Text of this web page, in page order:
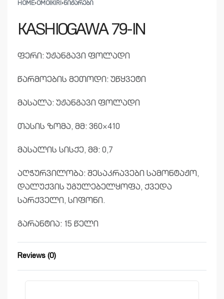
HOME›OMOIKIRI ›ᲜᲘᲟᲐᲠᲔᲑᲘ
KASHIOGAWA 79-IN
ფერი: უჟანგავი ფოლადი
წარმოების მეთოდი: უწყვეტი
მასალა: უჟანგავი ფოლადი
თასის ზომა, მმ: 360×410
მასალის სისქე, მმ: 0,7
აღჭურვილობა: შესაკრავები სამონტაჟო,
დალუქვის უგულებელყოფა, ქვედა
სარქველი, სიფონი.
გარანტია: 15 წელი
Reviews (0)